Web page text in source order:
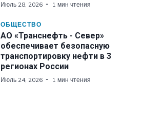
Июль 28, 2026 1 мин чтения
ОБЩЕСТВО
АО «Транснефть - Север»
обеспечивает безопасную
транспортировку нефти в 3
регионах России
Июль 24, 2026 1 мин чтения